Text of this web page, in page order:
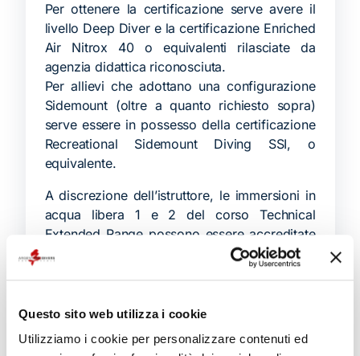
Questo sito web utilizza i cookie
Utilizziamo i cookie per personalizzare contenuti ed
Per ottenere la certificazione serve avere il
livello Deep Diver e la certificazione Enriched
Air Nitrox 40 o equivalenti rilasciate da
agenzia didattica riconosciuta.
Per allievi che adottano una configurazione
Sidemount (oltre a quanto richiesto sopra)
serve essere in possesso della certificazione
Recreational Sidemount Diving SSI, o
equivalente.
A discrezione dell’istruttore, le immersioni in
acqua libera 1 e 2 del corso Technical
Extended Range possono essere accreditate
dal corso Extended Range.
Include: materiale didattico, noleggio
Non include:ricariche Nitrox e Trimix.